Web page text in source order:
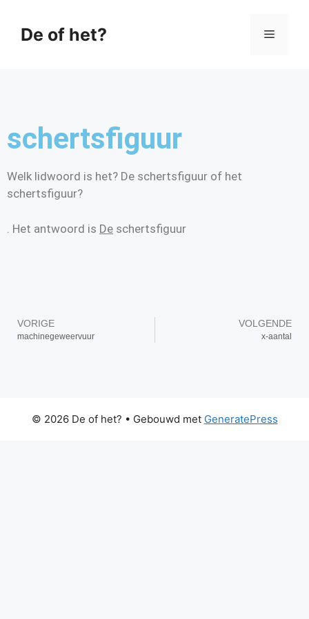
De of het?
schertsfiguur
Welk lidwoord is het? De schertsfiguur of het
schertsfiguur?
. Het antwoord is De schertsfiguur
VORIGE
machinegeweervuur
VOLGENDE
x-aantal
© 2026 De of het? • Gebouwd met GeneratePress